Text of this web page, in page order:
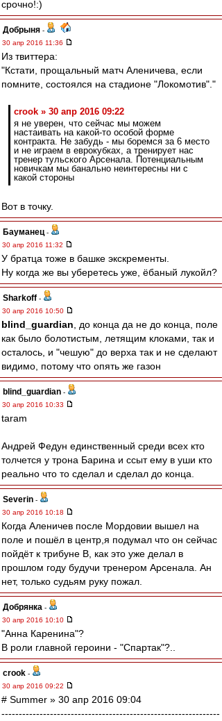
срочно!:)
Добрыня -
30 апр 2016 11:36
Из твиттера:
"Кстати, прощальный матч Аленичева, если
помните, состоялся на стадионе "Локомотив"."
crook » 30 апр 2016 09:22
я не уверен, что сейчас мы можем
настаивать на какой-то особой форме
контракта. Не забудь - мы боремся за 6 место
и не играем в еврокубках, а тренирует нас
тренер тульского Арсенала. Потенциальным
новичкам мы банально неинтересны ни с
какой стороны
Вот в точку.
Бауманец -
30 апр 2016 11:32
У братца тоже в башке экскременты.
Ну когда же вы уберетесь уже, ёбаный лукойл?
Sharkoff -
30 апр 2016 10:50
blind_guardian , до конца да не до конца, поле
как было болотистым, летящим клоками, так и
осталось, и "чешую" до верха так и не сделают
видимо, потому что опять же газон
blind_guardian -
30 апр 2016 10:33
taram
Андрей Федун единственный среди всех кто
толчется у трона Барина и ссыт ему в уши кто
реально что то сделал и сделал до конца.
Severin -
30 апр 2016 10:18
Когда Аленичев после Мордовии вышел на
поле и пошёл в центр,я подумал что он сейчас
пойдёт к трибуне В, как это уже делал в
прошлом году будучи тренером Арсенала. Ан
нет, только судьям руку пожал.
Добрянка -
30 апр 2016 10:10
"Анна Каренина"?
В роли главной героини - "Спартак"?..
crook -
30 апр 2016 09:22
# Summer » 30 апр 2016 09:04
---------------------------------------------------------------